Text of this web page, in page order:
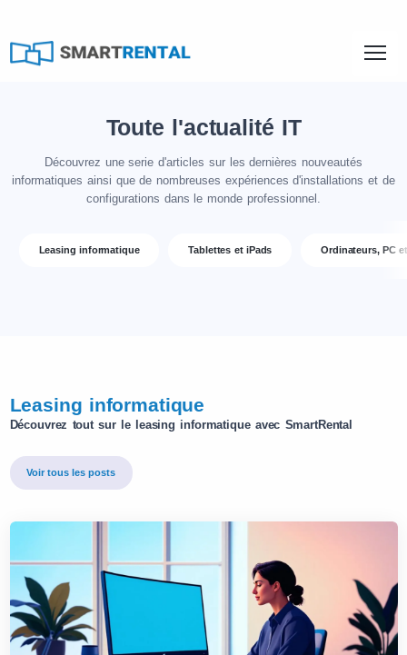
Toute l'actualité IT
Découvrez une serie d'articles sur les dernières nouveautés
informatiques ainsi que de nombreuses expériences d'installations et de
configurations dans le monde professionnel.
Leasing informatique Tablettes et iPads Ordinateurs, PC
Leasing informatique
Découvrez tout sur le leasing informatique avec SmartRental
Voir tous les posts